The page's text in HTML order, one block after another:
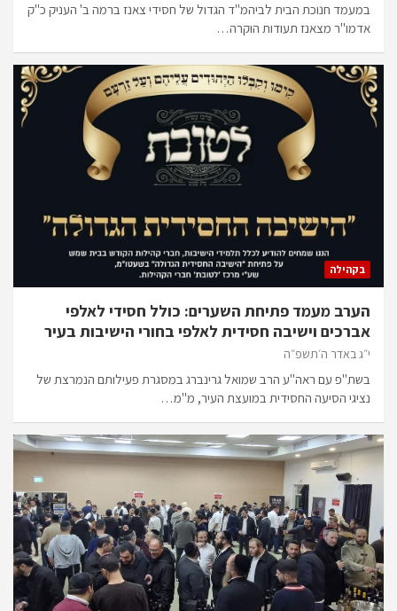
במעמד חנוכת הבית לביהמ"ד הגדול של חסידי צאנז ברמה ב' העניק כ"ק
אדמו"ר מצאנז תעודות הוקרה…
בקהילה
הערב מעמד פתיחת השערים: כולל חסידי לאלפי
אברכים וישיבה חסידית לאלפי בחורי הישיבות בעיר
י״ג באדר ה׳תשפ״ה
בשת"פ עם ראה"ע הרב שמואל גרינברג במסגרת פעילותם הנמרצת של
נציגי הסיעה החסידית במועצת העיר, מ"מ…